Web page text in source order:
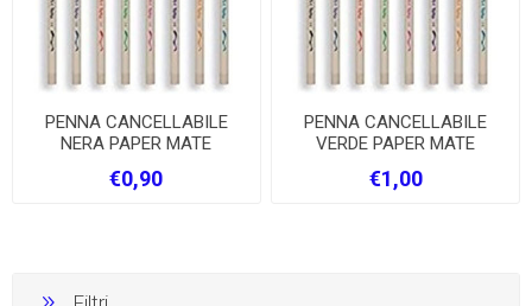
PENNA CANCELLABILE
NERA PAPER MATE
€0,90
PENNA CANCELLABILE
VERDE PAPER MATE
€1,00